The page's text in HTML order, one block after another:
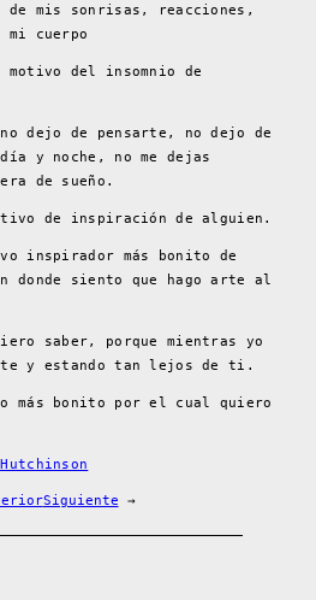
de mis sonrisas, reacciones,
mi cuerpo
del insomnio de
no dejo de pensarte, no dejo de
y noche, no me dejas
de sueño.
de inspiración de alguien.
inspirador más bonito de
donde siento que hago arte al
saber, porque mientras yo
y estando tan lejos de ti.
más bonito por el cual quiero
Siguiente →